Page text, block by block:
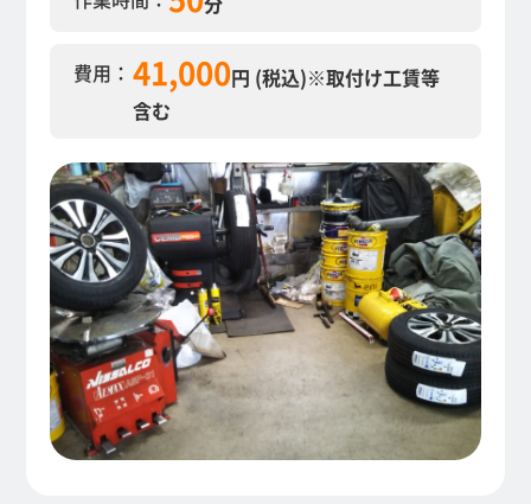
費用： 41,000円 (税込)※取付け工賃等
含む